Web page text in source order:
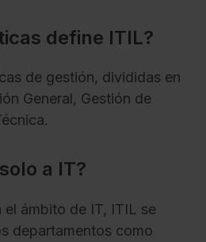
define ITIL?
de gestión, divididas en
General, Gestión de
a IT?
el ámbito de IT, ITIL se
departamentos como